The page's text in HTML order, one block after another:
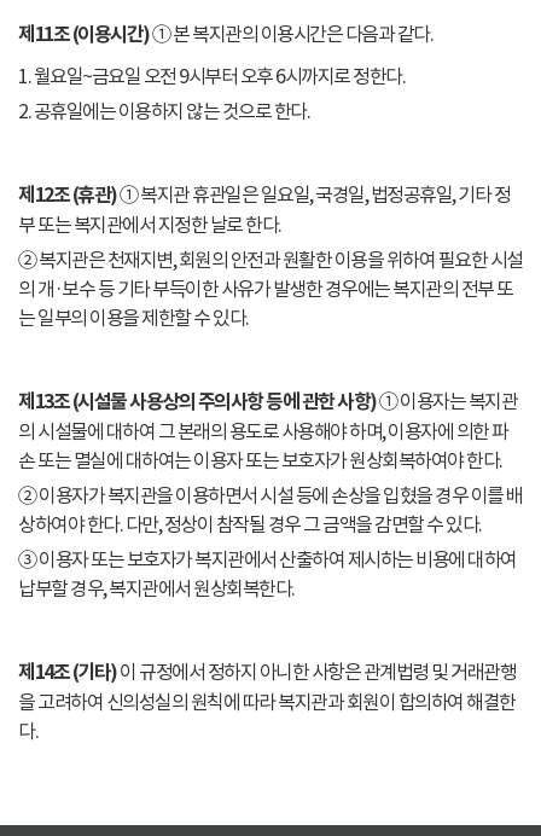
제11조 (이용시간)① 본 복지관의 이용시간은 다음과 같다.
1. 월요일~금요일 오전 9시부터 오후 6시까지로 정한다.
2. 공휴일에는 이용하지 않는 것으로 한다.
제12조 (휴관)① 복지관 휴관일은 일요일, 국경일, 법정공휴일, 기타 정
부 또는 복지관에서 지정한 날로 한다.
② 복지관은 천재지변, 회원의 안전과 원활한 이용을 위하여 필요한 시설
의 개·보수 등 기타 부득이한 사유가 발생한 경우에는 복지관의 전부 또
는 일부의 이용을 제한할 수 있다.
제13조 (시설물 사용상의 주의사항 등에 관한 사항)① 이용자는 복지관
의 시설물에 대하여 그 본래의 용도로 사용해야 하며, 이용자에 의한 파
손 또는 멸실에 대하여는 이용자 또는 보호자가 원상회복하여야 한다.
② 이용자가 복지관을 이용하면서 시설 등에 손상을 입혔을 경우 이를 배
상하여야 한다. 다만, 정상이 참작될 경우 그 금액을 감면할 수 있다.
③ 이용자 또는 보호자가 복지관에서 산출하여 제시하는 비용에 대하여
납부할 경우, 복지관에서 원상회복한다.
제14조 (기타)이 규정에서 정하지 아니한 사항은 관계법령 및 거래관행
을 고려하여 신의성실의 원칙에 따라 복지관과 회원이 합의하여 해결한
다.